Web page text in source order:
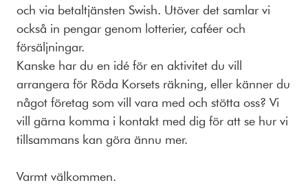
och via betaltjänsten Swish. Utöver det samlar vi
också in pengar genom lotterier, caféer och
försäljningar.
Kanske har du en idé för en aktivitet du vill
arrangera för Röda Korsets räkning, eller känner du
något företag som vill vara med och stötta oss? Vi
vill gärna komma i kontakt med dig för att se hur vi
tillsammans kan göra ännu mer.
Varmt välkommen.